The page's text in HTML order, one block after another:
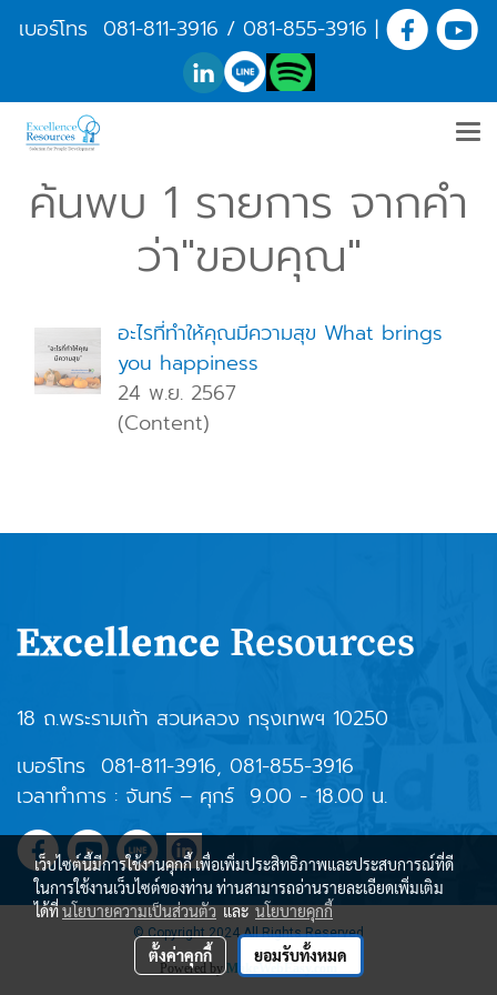
เบอร์โทร 081-811-3916 / 081-855-3916 |
ค้นพบ 1 รายการ จากคำ
ว่า"ขอบคุณ"
อะไรที่ทำให้คุณมีความสุข What brings
you happiness
24 พ.ย. 2567
(Content)
18 ถ.พระรามเก้า สวนหลวง กรุงเทพฯ 10250
เบอร์โทร 081-811-3916, 081-855-3916
เวลาทำการ : จันทร์ – ศุกร์ 9.00 - 18.00 น.
© Copyright 2024 All Rights Reserved
Powered byMakeWebEasy.com
เว็บไซต์นี้มีการใช้งานคุกกี้ เพื่อเพิ่มประสิทธิภาพและประสบการณ์ที่ดี
ในการใช้งานเว็บไซต์ของท่าน ท่านสามารถอ่านรายละเอียดเพิ่มเติม
ได้ที่นโยบายความเป็นส่วนตัวและนโยบายคุกกี้
ตั้งค่าคุกกี้ ยอมรับทั้งหมด